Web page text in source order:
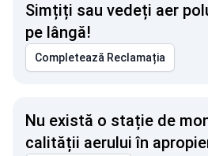
Simțiți sau vedeți aer
pe lângă!
Completează Reclamația
Nu există o stație de
calității aerului în